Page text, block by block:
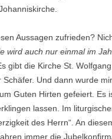
Aussagen zufrieden?
wird auch nur einmal im
gibt die Kirche St.
Und dann wurde
Guten Hirten gefeiert. Es
lassen. Im
des Herrn“. An
immer die